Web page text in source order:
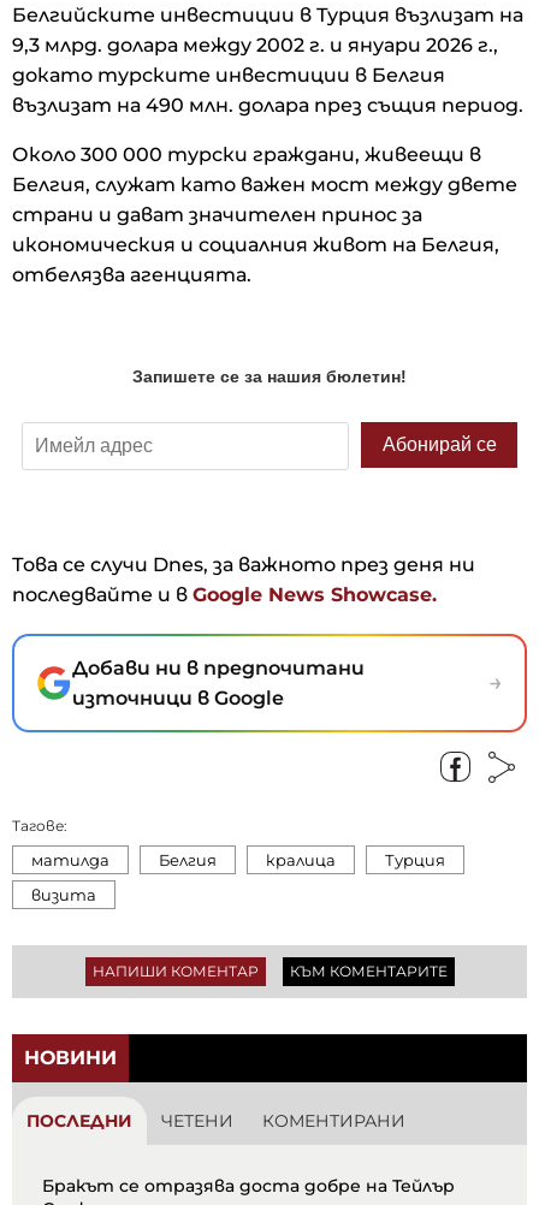
Белгийските инвестиции в Турция възлизат на
9,3 млрд. долара между 2002 г. и януари 2026 г.,
докато турските инвестиции в Белгия
възлизат на 490 млн. долара през същия период.
Около 300 000 турски граждани, живеещи в
Белгия, служат като важен мост между двете
страни и дават значителен принос за
икономическия и социалния живот на Белгия,
отбелязва агенцията.
Това се случи Dnes, за важното през деня ни
последвайте и в Google News Showcase.
Добави ни в предпочитани
източници в Google
→
Тагове:
матилда Белгия кралица
Турция
визита
НАПИШИ КОМЕНТАР КЪМ КОМЕНТАРИТЕ
НОВИНИ
ПОСЛЕДНИ ЧЕТЕНИ КОМЕНТИРАНИ
Бракът се отразява доста добре на Тейлър